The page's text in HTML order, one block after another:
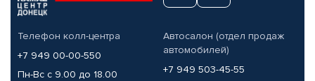
Телефон колл-центра
+7 949 00-00-550
Пн-Вс с 9.00 до 18.00
Автосалон (отдел продаж
автомобилей)
+7 949 503-45-55